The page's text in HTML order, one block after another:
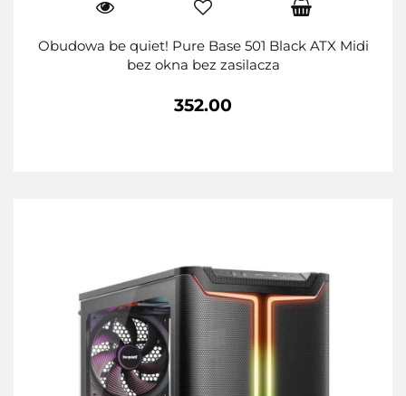
Obudowa be quiet! Pure Base 501 Black ATX Midi
bez okna bez zasilacza
352.00